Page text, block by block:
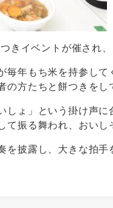
きイベントが催され
毎年もち米を持参し
の方たちと餅つきをし
しょ」という掛け声
て振る舞われ、おいし
を披露し、大きな拍手